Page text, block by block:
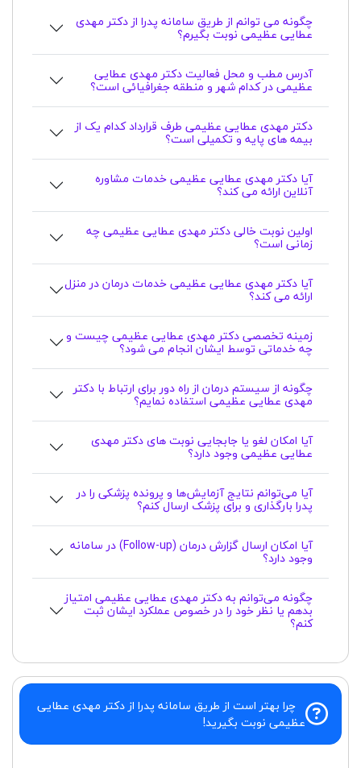
چگونه می توانم از طریق سامانه پدرا از دکتر مهدی
عطایی عظیمی نوبت بگیرم؟
آدرس مطب و محل فعالیت دکتر مهدی عطایی
عظیمی در کدام شهر و منطقه جغرافیائی است؟
دکتر مهدی عطایی عظیمی طرف قرارداد کدام یک از
بیمه های پایه و تکمیلی است؟
آیا دکتر مهدی عطایی عظیمی خدمات مشاوره
آنلاین ارائه می کند؟
اولین نوبت خالی دکتر مهدی عطایی عظیمی چه
زمانی است؟
آیا دکتر مهدی عطایی عظیمی خدمات درمان در منزل
ارائه می کند؟
زمینه تخصصی دکتر مهدی عطایی عظیمی چیست و
چه خدماتی توسط ایشان انجام می شود؟
چگونه از سیستم درمان از راه دور برای ارتباط با دکتر
مهدی عطایی عظیمی استفاده نمایم؟
آیا امکان لغو یا جابجایی نوبت های دکتر مهدی
عطایی عظیمی وجود دارد؟
آیا می‌توانم نتایج آزمایش‌ها و پرونده پزشکی را در
پدرا بارگذاری و برای پزشک ارسال کنم؟
آیا امکان ارسال گزارش درمان (Follow-up) در سامانه
وجود دارد؟
چگونه می‌توانم به دکتر مهدی عطایی عظیمی امتیاز
بدهم یا نظر خود را در خصوص عملکرد ایشان ثبت
کنم؟
چرا بهتر است از طریق سامانه پدرا از دکتر مهدی عطایی
عظیمی نوبت بگیرید!